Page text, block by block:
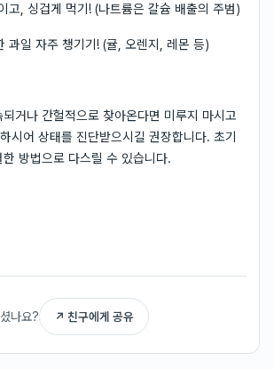
고, 싱겁게 먹기! (나트륨은 칼슘 배출의 주범)
과일 자주 챙기기! (귤, 오렌지, 레몬 등)
거나 간헐적으로 찾아온다면 미루지 마시고
시어 상태를 진단받으시길 권장합니다. 초기
방법으로 다스릴 수 있습니다.
나요? ↗ 친구에게 공유